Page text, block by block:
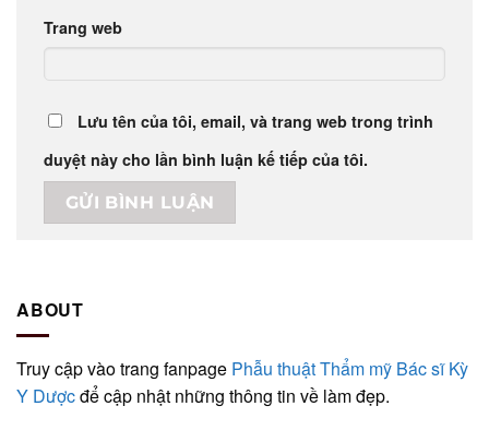
Trang web
Lưu tên của tôi, email, và trang web trong trình
duyệt này cho lần bình luận kế tiếp của tôi.
ABOUT
Truy cập vào trang fanpage Phẫu thuật Thẩm mỹ Bác sĩ Kỳ
Y Dượcđể cập nhật những thông tin về làm đẹp.